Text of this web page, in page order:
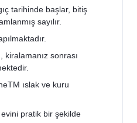
tarihinde başlar, bitiş
sayılır.
kiralamanız sonrası
ıslak ve kuru
pratik bir şekilde